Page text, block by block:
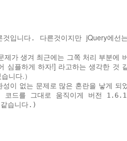
입니다. 다른것이지만jQuery에선
가 생겨 최근에는 그쪽 처리 부분에
심플하게 하자!] 라고하는 생각한 것
니다.）
이 없는 문제로 많은 혼란을 낳게 되
드를 그대로 움직이게 버전 1.6.1
습니다.)